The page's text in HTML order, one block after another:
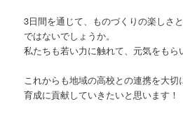
3日間を通じて、ものづくりの楽しさ
ではないでしょうか。
私たちも若い力に触れて、元気をもら
これからも地域の高校との連携を大
育成に貢献していきたいと思います！